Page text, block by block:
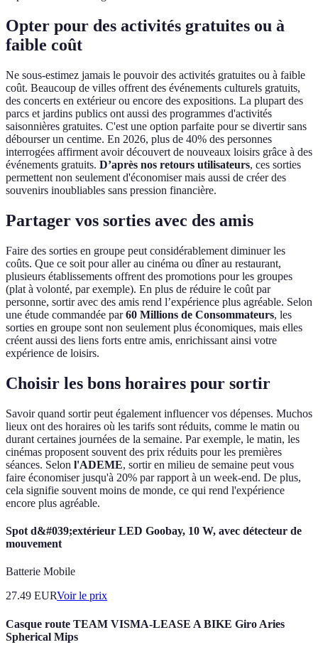
Opter pour des activités gratuites ou à
faible coût
Ne sous-estimez jamais le pouvoir des activités gratuites ou à faible
coût. Beaucoup de villes offrent des événements culturels gratuits,
des concerts en extérieur ou encore des expositions. La plupart des
parcs et jardins publics ont aussi des programmes d'activités
saisonnières gratuites. C'est une option parfaite pour se divertir sans
débourser un centime. En 2026, plus de 40% des personnes
interrogées affirment avoir découvert de nouveaux loisirs grâce à des
événements gratuits. D’après nos retours utilisateurs, ces sorties
permettent non seulement d'économiser mais aussi de créer des
souvenirs inoubliables sans pression financière.
Partager vos sorties avec des amis
Faire des sorties en groupe peut considérablement diminuer les
coûts. Que ce soit pour aller au cinéma ou dîner au restaurant,
plusieurs établissements offrent des promotions pour les groupes
(plat à volonté, par exemple). En plus de réduire le coût par
personne, sortir avec des amis rend l’expérience plus agréable. Selon
une étude commandée par60 Millions de Consommateurs, les
sorties en groupe sont non seulement plus économiques, mais elles
créent aussi des liens forts entre amis, enrichissant ainsi votre
expérience de loisirs.
Choisir les bons horaires pour sortir
Savoir quand sortir peut également influencer vos dépenses. Muchos
lieux ont des horaires où les tarifs sont réduits, comme le matin ou
durant certaines journées de la semaine. Par exemple, le matin, les
cinémas proposent souvent des prix réduits pour les premières
séances. Selon l'ADEME, sortir en milieu de semaine peut vous
faire économiser jusqu'à 20% par rapport à un week-end. De plus,
cela signifie souvent moins de monde, ce qui rend l'expérience
encore plus agréable.
Spot d&#039;extérieur LED Goobay, 10 W, avec détecteur de
mouvement
Batterie Mobile
27.49 EURVoir le prix
Casque route TEAM VISMA-LEASE A BIKE Giro Aries
Spherical Mips